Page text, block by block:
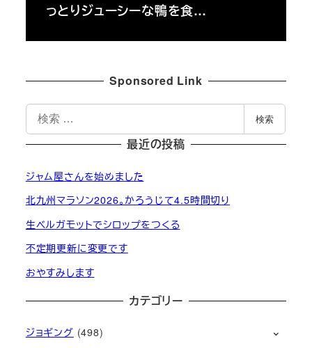
っとりジューシーな鴨を食…
Sponsored Link
索
検索
最近の投稿
ジャム屋さんを始めました
北九州マラソン2026。かろうじて4.5時間切り
生ベルガモットでシロップをつくる
不定期更新に変更です
おやすみします
カテゴリー
ジョギング (498)